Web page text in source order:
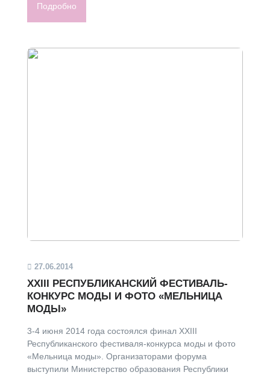
Подробно
27.06.2014
XXIII РЕСПУБЛИКАНСКИЙ ФЕСТИВАЛЬ-
КОНКУРС МОДЫ И ФОТО «МЕЛЬНИЦА
МОДЫ»
3-4 июня 2014 года состоялся финал XXIII
Республиканского фестиваля-конкурса моды и фото
«Мельница моды». Организаторами форума
выступили Министерство образования Республики